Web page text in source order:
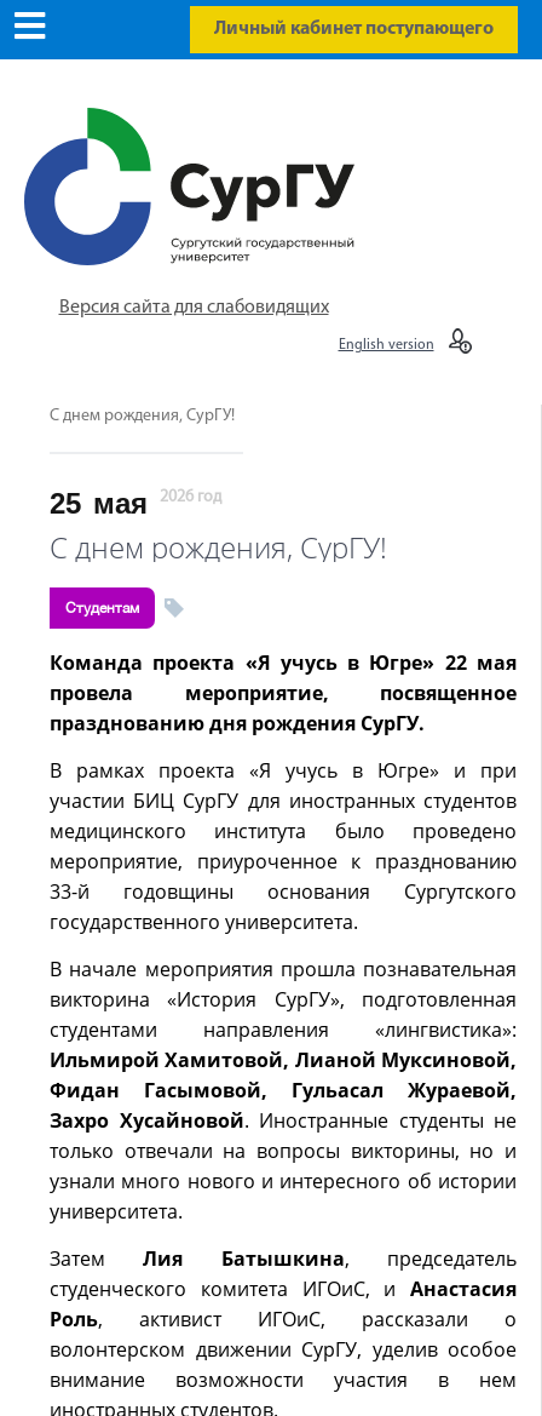
Личный кабинет поступающего
Версия сайта для слабовидящих
English version
С днем рождения, СурГУ!
25 мая 2026 год
С днем рождения, СурГУ!
Студентам
Команда проекта «Я учусь в Югре» 22 мая
провела мероприятие, посвященное
празднованию дня рождения СурГУ.
В рамках проекта «Я учусь в Югре» и при
участии БИЦ СурГУ для иностранных студентов
медицинского института было проведено
мероприятие, приуроченное к празднованию
33-й годовщины основания Сургутского
государственного университета.
В начале мероприятия прошла познавательная
викторина «История СурГУ», подготовленная
студентами направления «лингвистика»:
Ильмирой Хамитовой, Лианой Муксиновой,
Фидан Гасымовой, Гульасал Жураевой,
Захро Хусайновой. Иностранные студенты не
только отвечали на вопросы викторины, но и
узнали много нового и интересного об истории
университета.
ЗатемЛия Батышкина, председатель
студенческого комитета ИГОиС, и Анастасия
Роль, активист ИГОиС, рассказали о
волонтерском движении СурГУ, уделив особое
внимание возможности участия в нем
иностранных студентов.